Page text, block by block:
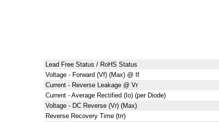
Lead Free Status / RoHS Status
Voltage - Forward (Vf) (Max) @ If
Current - Reverse Leakage @ Vr
Current - Average Rectified (Io) (per Diode)
Voltage - DC Reverse (Vr) (Max)
Reverse Recovery Time (trr)